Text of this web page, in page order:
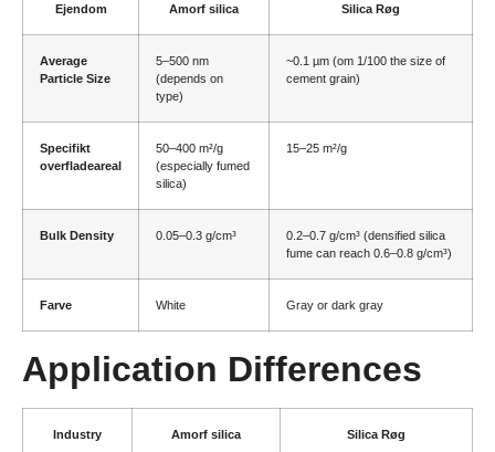
Ejendom Amorf silica Silica Røg
Average
Particle Size
5–500 nm
(depends on
type)
~0.1 µm (om 1/100 the size of
cement grain)
Specifikt
overfladeareal
50–400 m²/g
(especially fumed
silica)
15–25 m²/g
Bulk Density 0.05–0.3 g/cm³ 0.2–0.7 g/cm³ (densified silica
fume can reach 0.6–0.8 g/cm³)
Farve White Gray or dark gray
Application Differences
Industry Amorf silica Silica Røg